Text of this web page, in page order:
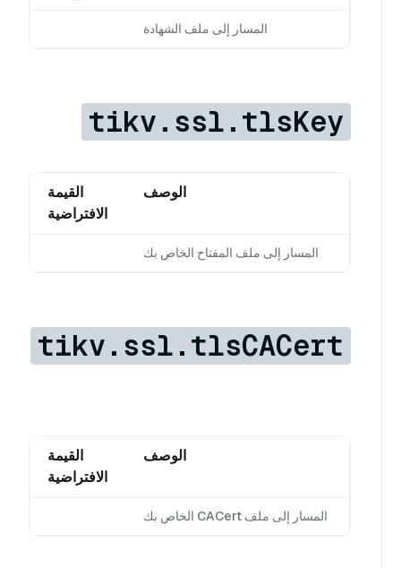
المسار إلى ملف الشهادة
tikv.ssl.tlsKey
الوصف
القيمة
الافتراضية
المسار إلى ملف المفتاح الخاص بك
tikv.ssl.tlsCACert
الوصف
القيمة
الافتراضية
المسار إلى ملف CACert الخاص بك